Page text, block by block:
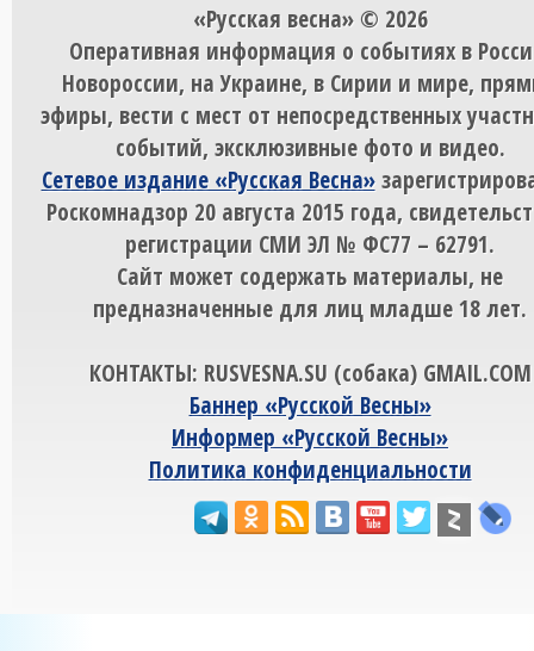
«Русская весна» © 2026
Оперативная информация о событиях в
Новороссии, на Украине, в Сирии и мире,
эфиры, вести с мест от непосредственных
событий, эксклюзивные фото и видео.
Сетевое издание «Русская Весна»
Роскомнадзор 20 августа 2015 года,
регистрации СМИ ЭЛ № ФС77 – 62791.
Сайт может содержать материалы, не
предназначенные для лиц младше 18 лет.
КОНТАКТЫ: RUSVESNA.SU (собака) GMAIL.COM
Баннер «Русской Весны»
Информер «Русской Весны»
Политика конфиденциальности